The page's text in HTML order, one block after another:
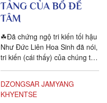
TẢNG CỦA BỒ ĐỀ
TÂM
☘Đã chứng ngộ tri kiến tối hậu
Như Đức Liên Hoa Sinh đã nói,
tri kiến (cái thấy) của chúng ta
DZONGSAR JAMYANG
KHYENTSE